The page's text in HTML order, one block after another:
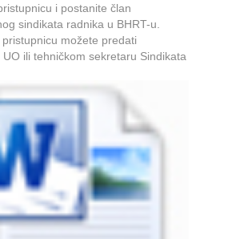
i postanite član
sindikata radnika u BHRT-u.
pristupnicu možete predati
ili tehničkom sekretaru Sindikata